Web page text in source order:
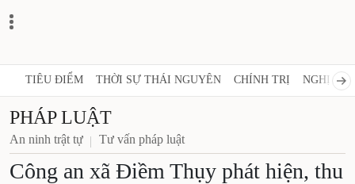
TIÊU ĐIỂM THỜI SỰ THÁI NGUYÊN CHÍNH TRỊ NGHỊ
PHÁP LUẬT
An ninh trật tự Tư vấn pháp luật
Công an xã Điềm Thụy phát hiện, thu